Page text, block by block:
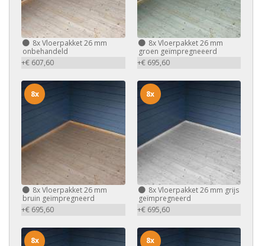
8xVloerpakket 26 mm
onbehandeld
+€ 607,60
8xVloerpakket 26 mm
groen geïmpregneeerd
+€ 695,60
8xVloerpakket 26 mm
bruin geïmpregneerd
+€ 695,60
8x
8xVloerpakket 26 mm grijs
geïmpregneerd
+€ 695,60
8x
8x 8x